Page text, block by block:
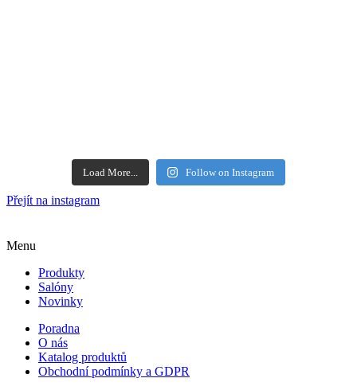
Load More... Follow on Instagram
Přejít na instagram
Menu
Produkty
Salóny
Novinky
Poradna
O nás
Katalog produktů
Obchodní podmínky a GDPR